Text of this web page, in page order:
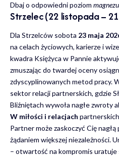
Dbaj o odpowiedni poziom
Strzelec (22 listopada –
Dla Strzelców sobota 23 maja
na celach życiowych, karierze i
kwadra Księżyca w Pannie
zmuszając do twardej oceny
zdyscyplinowanych metod pracy.
sektor relacji partnerskich, gdzie
Bliźniętach wywoła nagłe zwroty
W miłości i relacjach
Partner może zaskoczyć Cię
żądaniem większej niezależności.
– otwartość na kompromis uratuje